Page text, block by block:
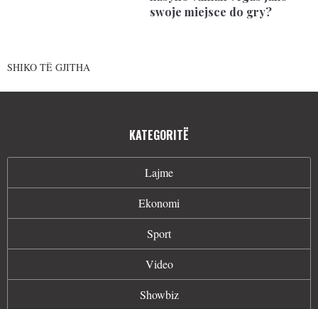
swoje miejsce do gry?
SHIKO TË GJITHA
KATEGORITË
Lajme
Ekonomi
Sport
Video
Showbiz